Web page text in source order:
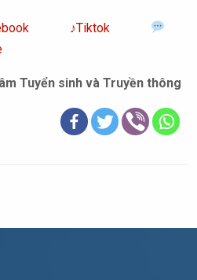
‎♪Tiktok
Tuyển sinh và Truyền thông